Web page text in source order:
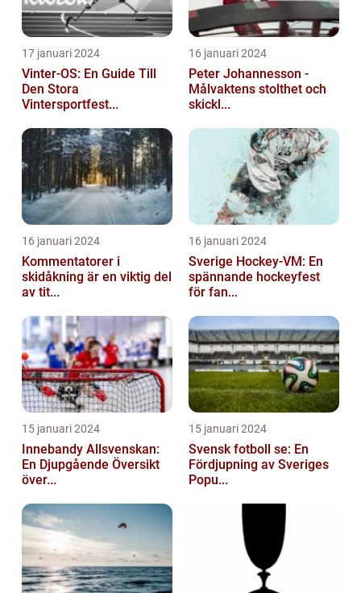
17 januari 2024
Vinter-OS: En Guide Till
Den Stora
Vintersportfest...
16 januari 2024
Peter Johannesson -
Målvaktens stolthet och
skickl...
16 januari 2024
Kommentatorer i
skidåkning är en viktig del
av tit...
16 januari 2024
Sverige Hockey-VM: En
spännande hockeyfest
för fan...
15 januari 2024
Innebandy Allsvenskan:
En Djupgående Översikt
över...
15 januari 2024
Svensk fotboll se: En
Fördjupning av Sveriges
Popu...